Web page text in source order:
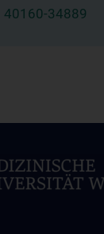
40160-34889